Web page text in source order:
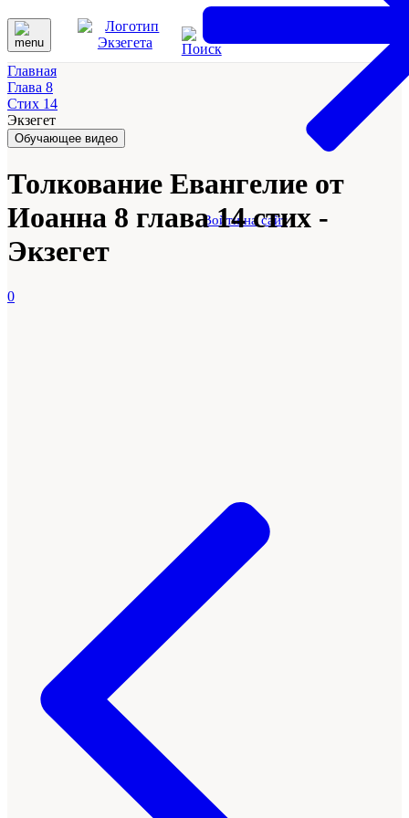
Войти на сайт
Главная
Глава 8
Стих 14
Экзегет
Обучающее видео
Толкование Евангелие от
Иоанна 8 глава 14 стих -
Экзегет
0